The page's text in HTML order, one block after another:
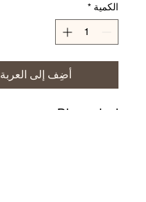
الكمية *
أضِف إلى العربة
Dimensioni: